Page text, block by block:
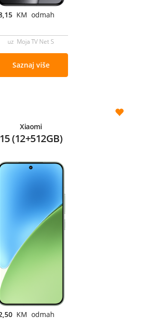
KM odmah
uz Moja TV Net S
Saznaj više
Xiaomi
15 (12+512GB)
KM odmah